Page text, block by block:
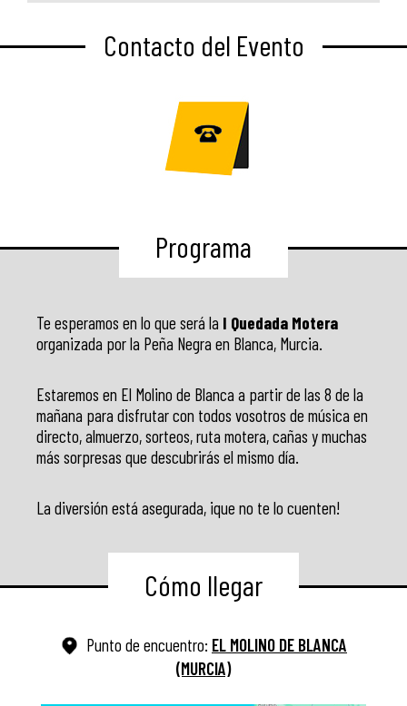
Contacto del Evento
Programa
Te esperamos en lo que será la I Quedada Motera
organizada por la Peña Negra en Blanca, Murcia.
Estaremos en El Molino de Blanca a partir de las 8 de la
mañana para disfrutar con todos vosotros de música en
directo, almuerzo, sorteos, ruta motera, cañas y muchas
más sorpresas que descubrirás el mismo día.
La diversión está asegurada, ¡que no te lo cuenten!
Cómo llegar
Punto de encuentro: EL MOLINO DE BLANCA
(MURCIA)